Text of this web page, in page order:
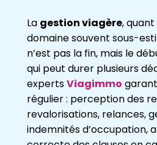
La gestion viagère,
domaine souvent sous-
n’est pas la fin, mais le
qui peut durer plusieurs
expertsViagimmo
régulier : perception des
revalorisations, relances,
indemnités d’occupation,